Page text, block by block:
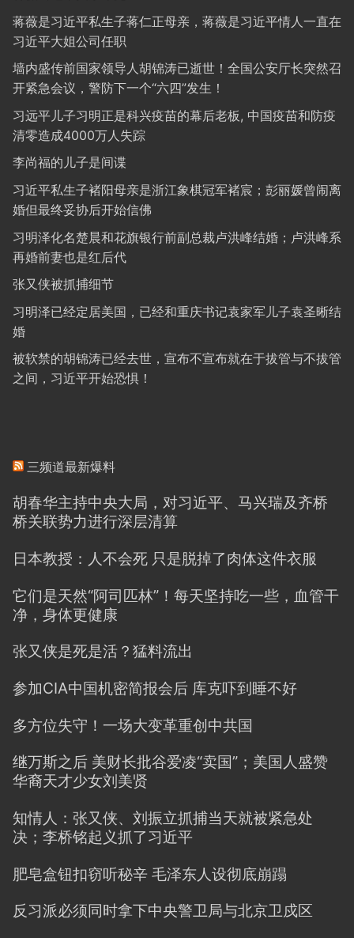
蒋薇是习近平私生子蒋仁正母亲，蒋薇是习近平情人一直在
习近平大姐公司任职
墙内盛传前国家领导人胡锦涛已逝世！全国公安厅长突然召
开紧急会议，警防下一个“六四”发生！
习远平儿子习明正是科兴疫苗的幕后老板, 中国疫苗和防疫
清零造成4000万人失踪
李尚福的儿子是间谍
习近平私生子褚阳母亲是浙江象棋冠军褚宸；彭丽媛曾闹离
婚但最终妥协后开始信佛
习明泽化名楚晨和花旗银行前副总裁卢洪峰结婚；卢洪峰系
再婚前妻也是红后代
张又侠被抓捕细节
习明泽已经定居美国，已经和重庆书记袁家军儿子袁圣晰结
婚
被软禁的胡锦涛已经去世，宣布不宣布就在于拔管与不拔管
之间，习近平开始恐惧！
三频道最新爆料
胡春华主持中央大局，对习近平、马兴瑞及齐桥
桥关联势力进行深层清算
日本教授：人不会死 只是脱掉了肉体这件衣服
它们是天然“阿司匹林”！每天坚持吃一些，血管干
净，身体更健康
张又侠是死是活？猛料流出
参加CIA中国机密简报会后 库克吓到睡不好
多方位失守！一场大变革重创中共国
继万斯之后 美财长批谷爱凌“卖国”；美国人盛赞
华裔天才少女刘美贤
知情人：张又侠、刘振立抓捕当天就被紧急处
决；李桥铭起义抓了习近平
肥皂盒钮扣窃听秘辛 毛泽东人设彻底崩蹋
反习派必须同时拿下中央警卫局与北京卫戍区